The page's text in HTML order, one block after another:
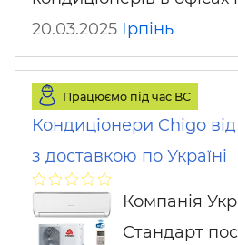
20.03.2025 Ірпінь
Працюємо під час ВС
Кондиціонери Chigo
з доставкою по Україні
Компанія
Стандарт